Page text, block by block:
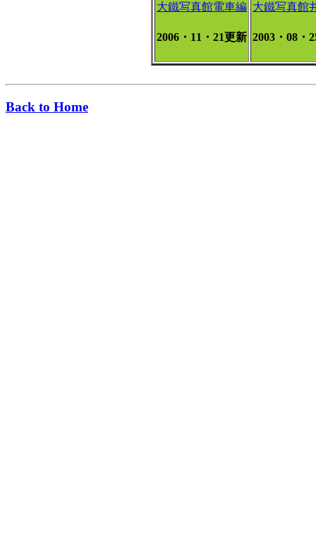
大鐵写真館電車編
2006・11・21更新
大鐵写真館
2003・08・
Back to Home